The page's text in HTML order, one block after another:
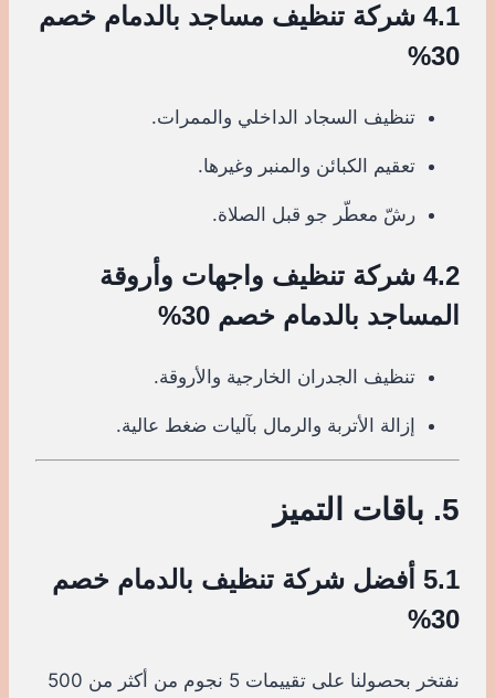
4.1 شركة تنظيف مساجد بالدمام خصم
30%
تنظيف السجاد الداخلي والممرات.
تعقيم الكبائن والمنبر وغيرها.
رشّ معطّر جو قبل الصلاة.
4.2 شركة تنظيف واجهات وأروقة
المساجد بالدمام خصم 30%
تنظيف الجدران الخارجية والأروقة.
إزالة الأتربة والرمال بآليات ضغط عالية.
5. باقات التميز
5.1 أفضل شركة تنظيف بالدمام خصم
30%
نفتخر بحصولنا على تقييمات 5 نجوم من أكثر من 500